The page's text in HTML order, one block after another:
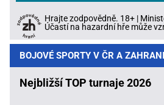
Hrajte zodpovědně. 18+ |
Účastí na hazardní hře může
BOJOVÉ SPORTY V ČR A
Nejbližší TOP turnaje 2026